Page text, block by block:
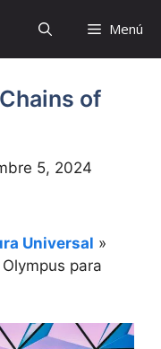
Menú
of
5, 2024
Universal »
para